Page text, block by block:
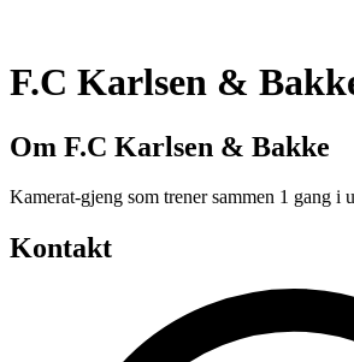
F.C Karlsen &
Om F.C Karlsen & Bakke
Kamerat-gjeng som trener sammen 1 gang i
Kontakt